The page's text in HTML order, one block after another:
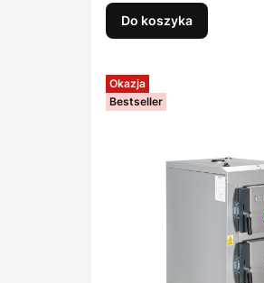
Do koszyka
Okazja
Bestseller